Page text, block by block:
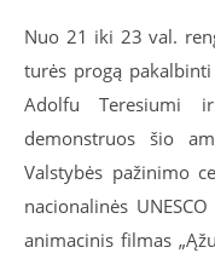
Nuo 21 iki 23 val.
turės progą
Adolfu Teresiumi
demonstruos šio
Valstybės pažinimo
nacionalinės
animacinis filmas